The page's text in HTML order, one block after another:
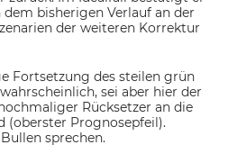
bisherigen Verlauf an der
der weiteren Korrektur
Fortsetzung des steilen grün
sei aber hier der
Rücksetzer an die
(oberster Prognosepfeil).
sprechen.